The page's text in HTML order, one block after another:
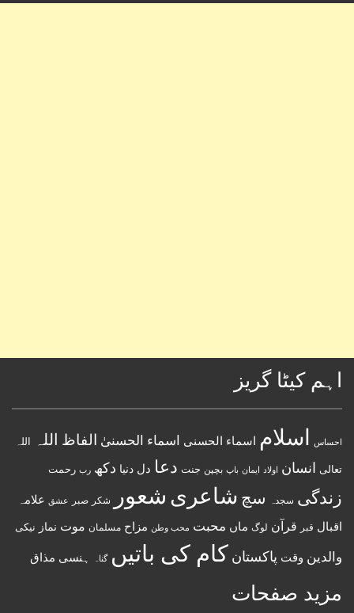
اہم کیٹا گریز
احساس اسلام اسماء الحسنى اسماء الحسنیٰ الفاظ اللہ اللہ
تعالی انسان اولاد ایمان باپ بچپن جنت دعا دل دنیا دکھ رب رحمت
زندگی سجدہ سچ شاعری شعور شکر صبر عشق علامہ
اقبال قبر قرآن لوگ ماں محبت محب وطن مزاح مسلمان موت نماز نیکی
والدین وقت پاکستان کام کی باتیں گناہ ہنسی مذاق
مزید صفحات